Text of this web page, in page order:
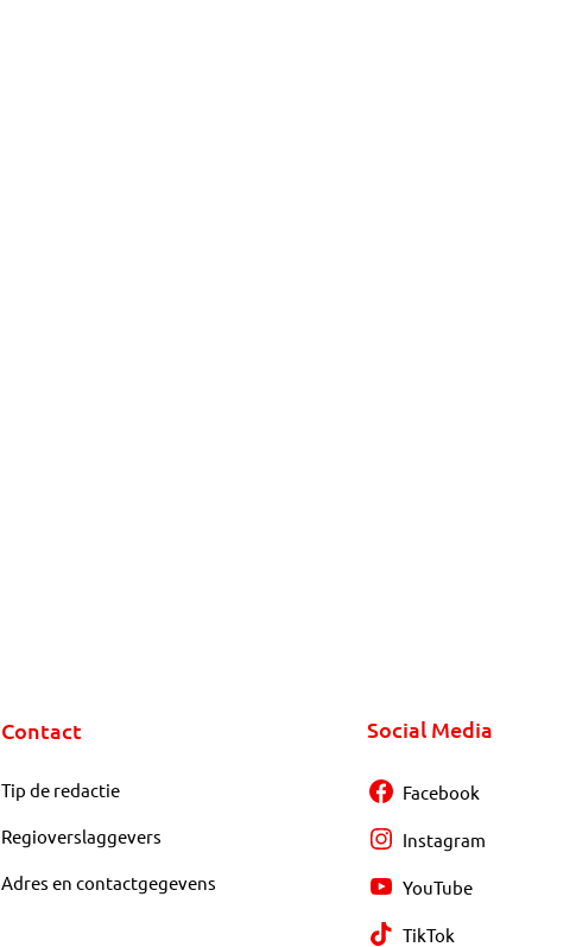
Contact
Tip de redactie
Regioverslaggevers
Adres en contactgegevens
Social Media
Facebook
Instagram
YouTube
TikTok